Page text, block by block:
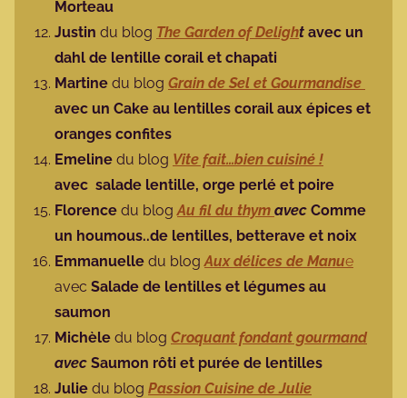
Morteau
Justin du blog The Garden of Delight avec un
dahl de lentille corail et chapati
Martine du blog Grain de Sel et Gourmandise
avec un Cake au lentilles corail aux épices et
oranges confites
Emeline du blog Vite fait…bien cuisiné !
avec salade lentille, orge perlé et poire
Florence du blogAu fil du thym avec Comme
un houmous..de lentilles, betterave et noix
Emmanuelle du blogAux délices de Manue
avec Salade de lentilles et légumes au
saumon
Michèle du blog Croquant fondant gourmand
avec Saumon rôti et purée de lentilles
Julie du blog Passion Cuisine de Julie